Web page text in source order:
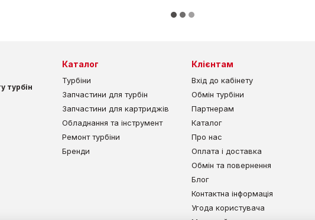
турбін
Каталог
Турбіни
Запчастини для турбін
Запчастини для картриджів
Обладнання та інструмент
Ремонт турбіни
Бренди
Клієнтам
Вхід до кабінету
Обмін турбіни
Партнерам
Каталог
Про нас
Оплата і доставка
Обмін та повернення
Блог
Контактна інформація
Угода користувача